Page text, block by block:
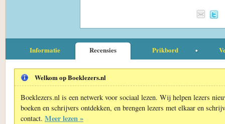
Informatie Recensies Prikbord
Welkom op Boeklezers.nl
Boeklezers.nl is een netwerk voor sociaal lezen. Wij helpen lezers
boeken en schrijvers ontdekken, en brengen lezers met elkaar en
contact. Meer lezen »